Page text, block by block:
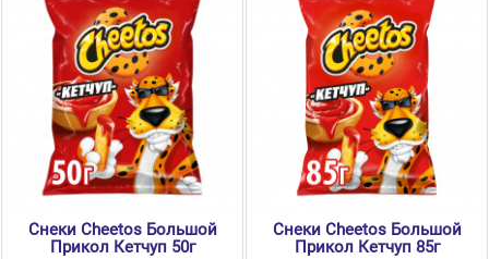
Снеки Cheetos Большой
Прикол Кетчуп 50г
Снеки Cheetos Большой
Прикол Кетчуп 85г